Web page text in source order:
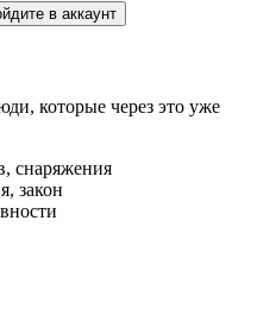
в аккаунт
которые через это уже
снаряжения
закон